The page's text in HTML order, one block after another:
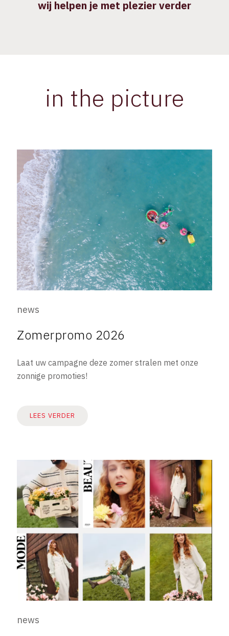
wij helpen je met plezier verder
in the picture
news
Zomerpromo 2026
Laat uw campagne deze zomer stralen met onze
zonnige promoties!
LEES VERDER
news